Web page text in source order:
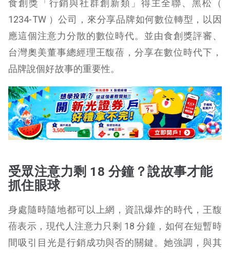
食創獎「行銷與社群創新類」得主全聯、黑松（
1234-TW ）公司，來分享品牌如何數位轉型，以因
應這個注意力分散的數位時代。並由食創獎評審、
台灣奧美董事總經理王馥蓓，分享在數位時代下，
品牌說個好故事的重要性。
受眾注意力剩 18 分鐘？說故事才能
抓住眼球
身處隨時隨地都可以上網，資訊爆炸的時代，王馥
蓓表示，現代人注意力只剩 18 分鐘，如何在短暫時
間吸引目光是行銷成功與否的關鍵。她強調，與其